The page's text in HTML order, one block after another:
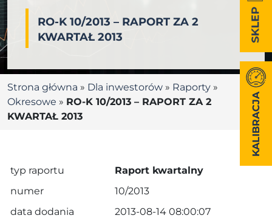
RO-K 10/2013 – RAPORT ZA 2
KWARTAŁ 2013
Strona główna » Dla inwestorów » Raporty »
Okresowe » RO-K 10/2013 – RAPORT ZA 2
KWARTAŁ 2013
typ raportu
Raport kwartalny
numer
10/2013
data dodania
2013-08-14 08:00:07
KALIBRACJA